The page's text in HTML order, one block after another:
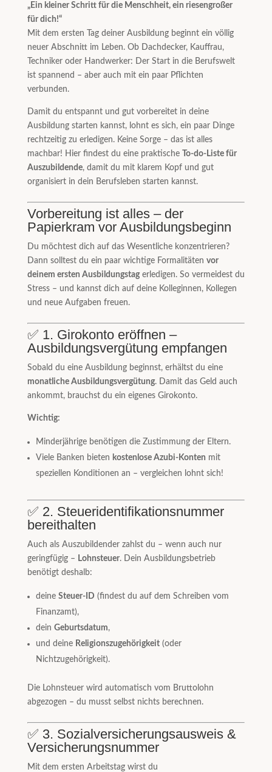
„Ein kleiner Schritt für die Menschheit, ein riesengroßer
für dich!“
Mit dem ersten Tag deiner Ausbildung beginnt ein völlig
neuer Abschnitt im Leben. Ob Dachdecker, Kauffrau,
Techniker oder Handwerker: Der Start in die Berufswelt
ist spannend – aber auch mit ein paar Pflichten
verbunden.
Damit du entspannt und gut vorbereitet in deine
Ausbildung starten kannst, lohnt es sich, ein paar Dinge
rechtzeitig zu erledigen. Keine Sorge – das ist alles
machbar! Hier findest du eine praktische
To-do-Liste für
Auszubildende, damit du mit klarem Kopf und gut
organisiert in dein Berufsleben starten kannst.
Vorbereitung ist alles – der
Papierkram vor Ausbildungsbeginn
Du möchtest dich auf das Wesentliche konzentrieren?
Dann solltest du ein paar wichtige Formalitäten vor
deinem ersten Ausbildungstagerledigen. So vermeidest du
Stress – und kannst dich auf deine Kolleginnen, Kollegen
und neue Aufgaben freuen.
✅ 1. Girokonto eröffnen –
Ausbildungsvergütung empfangen
Sobald du eine Ausbildung beginnst, erhältst du eine
monatliche Ausbildungsvergütung. Damit das Geld auch
ankommt, brauchst du ein eigenes Girokonto.
Wichtig:
Minderjährige benötigen die Zustimmung der Eltern.
Viele Banken bieten kostenlose Azubi-Konten mit
speziellen Konditionen an – vergleichen lohnt sich!
✅ 2. Steueridentifikationsnummer
bereithalten
Auch als Auszubildender zahlst du – wenn auch nur
geringfügig – Lohnsteuer. Dein Ausbildungsbetrieb
benötigt deshalb:
deine Steuer-ID (findest du auf dem Schreiben vom
Finanzamt),
dein Geburtsdatum,
und deine Religionszugehörigkeit(oder
Nichtzugehörigkeit).
Die Lohnsteuer wird automatisch vom Bruttolohn
abgezogen – du musst selbst nichts berechnen.
✅ 3. Sozialversicherungsausweis &
Versicherungsnummer
Mit dem ersten Arbeitstag wirst du